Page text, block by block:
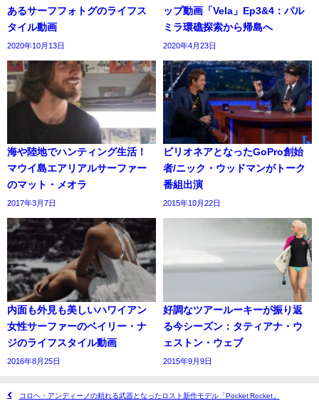
あるサーフフォトグのライフス
タイル動画
2020年10月13日
ップ動画「Vela」Ep3&4：パル
ミラ環礁探索から帰島へ
2020年4月23日
海や陸地でハンティング生活！
マウイ島エアリアルサーファー
のマット・メオラ
2017年3月7日
ビリオネアとなったGoPro創始
者/ニック・ウッドマンがトーク
番組出演
2015年10月22日
内面も外見も美しいハワイアン
女性サーファーのベイリー・ナ
ジのライフスタイル動画
2016年8月25日
好調なツアールーキーが振り返
る今シーズン：タティアナ・ウ
ェストン・ウェブ
2015年9月9日
コロヘ・アンディーノの頼れる武器となったロスト新作モデル「Pocket Rocket」